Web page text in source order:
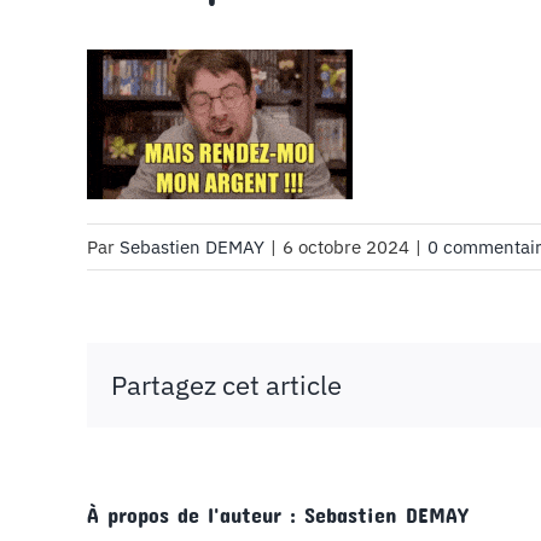
Par Sebastien DEMAY | 6 octobre 2024 | 0
Partagez cet article
À propos de l'auteur : Sebastien DEMAY